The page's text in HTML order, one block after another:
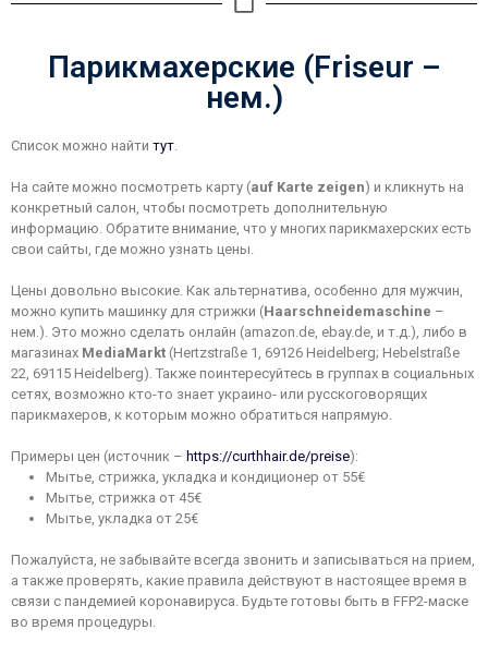
Парикмахерские (Friseur –
нем.)
Список можно найти тут.
На сайте можно посмотреть карту (auf Karte zeigen) и кликнуть на
конкретный салон, чтобы посмотреть дополнительную
информацию. Обратите внимание, что у многих парикмахерских есть
свои сайты, где можно узнать цены.
Цены довольно высокие. Как альтернатива, особенно для мужчин,
можно купить машинку для стрижки (Haarschneidemaschine –
нем.). Это можно сделать онлайн (amazon.de, ebay.de, и т.д.), либо в
магазинах MediaMarkt (Hertzstraße 1, 69126 Heidelberg; Hebelstraße
22, 69115 Heidelberg). Также поинтересуйтесь в группах в социальных
сетях, возможно кто-то знает украино- или русскоговорящих
парикмахеров, к которым можно обратиться напрямую.
Примеры цен (источник – https://curthhair.de/preise):
Мытье, стрижка, укладка и кондиционер от 55€
Мытье, стрижка от 45€
Мытье, укладка от 25€
Пожалуйста, не забывайте всегда звонить и записываться на прием,
а также проверять, какие правила действуют в настоящее время в
связи с пандемией коронавируса. Будьте готовы быть в FFP2-маске
во время процедуры.